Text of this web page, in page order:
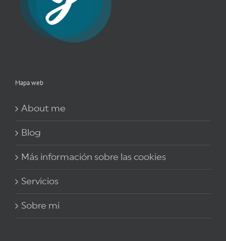
Mapa web
About me
Blog
Más información sobre las cookies
Servicios
Sobre mi